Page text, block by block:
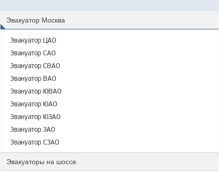
Эвакуатор Москва
Эвакуатор ЦАО
Эвакуатор САО
Эвакуатор СВАО
Эвакуатор ВАО
Эвакуатор ЮВАО
Эвакуатор ЮАО
Эвакуатор ЮЗАО
Эвакуатор ЗАО
Эвакуатор СЗАО
Эвакуаторы на шоссе